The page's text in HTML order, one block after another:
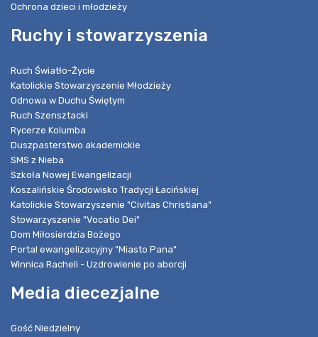
Ochrona dzieci i młodzieży
Ruchy i stowarzyszenia
Ruch Światło-Życie
Katolickie Stowarzyszenie Młodzieży
Odnowa w Duchu Świętym
Ruch Szensztacki
Rycerze Kolumba
Duszpasterstwo akademickie
SMS z Nieba
Szkoła Nowej Ewangelizacji
Koszalińskie Środowisko Tradycji Łacińskiej
Katolickie Stowarzyszenie "Civitas Christiana"
Stowarzyszenie "Vocatio Dei"
Dom Miłosierdzia Bożego
Portal ewangelizacyjny "Miasto Pana"
Winnica Racheli - Uzdrowienie po aborcji
Media diecezjalne
Gość Niedzielny